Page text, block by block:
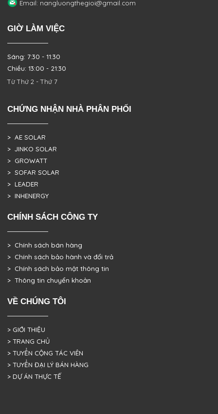
Email: nangluongthegioi@gmail.com
GIỜ LÀM VIỆC
Sáng: 7:30 - 11:30
Chiều: 13:00 - 21:30
Từ Thứ 2 - Thứ 7
CHỨNG NHẬN NHÀ PHÂN PHỐI
> AE SOLAR
> JINKO SOLAR
> GROWATT
> SOFAR SOLAR
> LEADER
> INHENERGY
CHÍNH SÁCH CÔNG TY
> Chính sách bán hàng
> Chính sách bảo hành và đổi trả
> Chính sách bảo mật thông tin
> Thông tin chuyển khoản
VỀ CHÚNG TÔI
> GIỚI THIỆU
> TRANG CHỦ
> TUYỂN CỘNG TÁC VIÊN
> TUYỂN ĐẠI LÝ BÁN HÀNG
> DỰ ÁN THỰC TẾ